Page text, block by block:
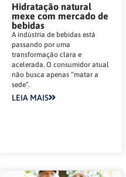
Hidratação natural
mexe com mercado de
bebidas
A indústria de bebidas está
passando por uma
transformação clara e
acelerada. O consumidor atual
não busca apenas “matar a
sede”.
LEIA MAIS